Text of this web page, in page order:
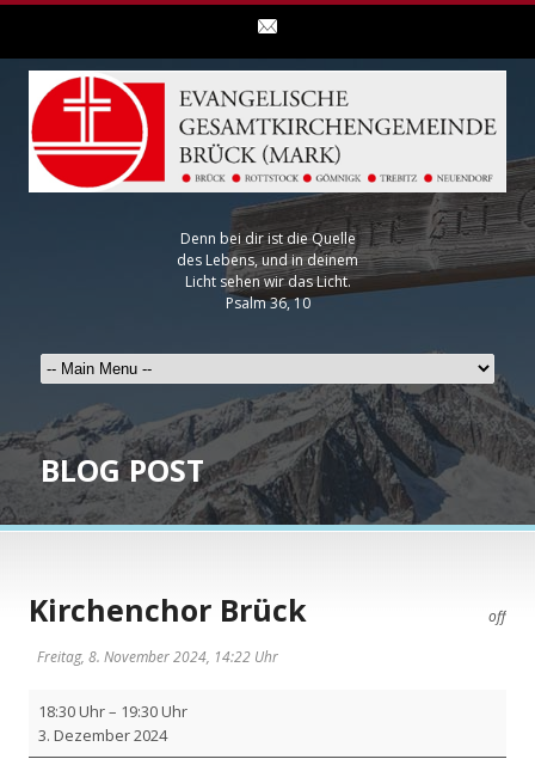
Denn bei dir ist die Quelle
des Lebens, und in deinem
Licht sehen wir das Licht.
Psalm 36, 10
BLOG POST
off
Kirchenchor Brück
Freitag, 8. November 2024, 14:22 Uhr
chen­
chor
18:30 Uhr– 19:30 Uhr
3. Dezem­ber 2024